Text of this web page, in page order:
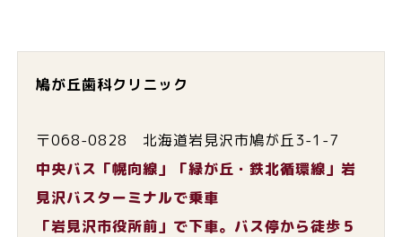
鳩が丘歯科クリニック
〒068-0828 北海道岩見沢市鳩が丘3-1-7
中央バス「幌向線」「緑が丘・鉄北循環線」岩
見沢バスターミナルで乗車
「岩見沢市役所前」で下車。バス停から徒歩５